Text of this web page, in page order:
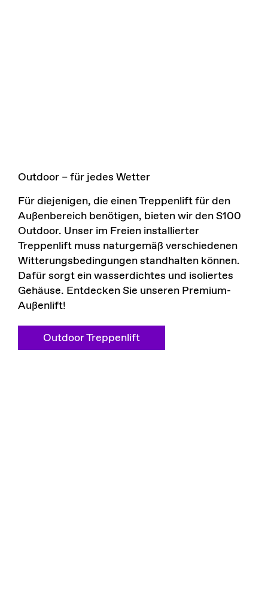
Outdoor – für jedes Wetter
Für diejenigen, die einen Treppenlift für den
Außenbereich benötigen, bieten wir den S100
Outdoor. Unser im Freien installierter
Treppenlift muss naturgemäß verschiedenen
Witterungsbedingungen standhalten können.
Dafür sorgt ein wasserdichtes und isoliertes
Gehäuse. Entdecken Sie unseren Premium-
Außenlift!
Outdoor Treppenlift